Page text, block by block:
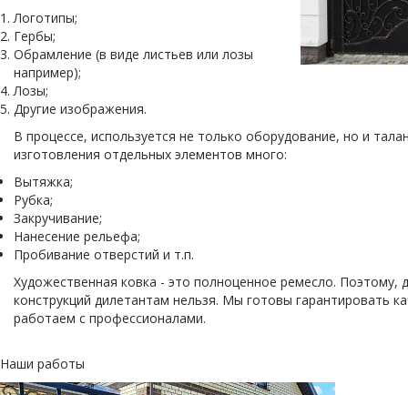
Логотипы;
Гербы;
Обрамление (в виде листьев или лозы
например);
Лозы;
Другие изображения.
В процессе, используется не только оборудование, но и
изготовления отдельных элементов много:
Вытяжка;
Рубка;
Закручивание;
Нанесение рельефа;
Пробивание отверстий и т.п.
Художественная ковка - это полноценное ремесло. Поэтому,
конструкций дилетантам нельзя. Мы готовы гарантировать
работаем с профессионалами.
Наши работы